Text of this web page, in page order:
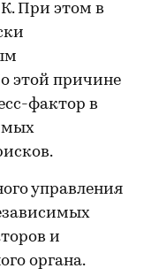
При этом в
этой причине
фактор в
управления
и
органа.